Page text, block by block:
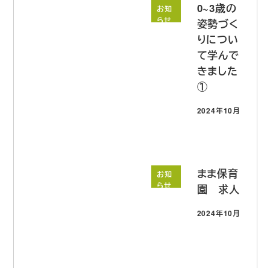
お知
らせ
0~3歳の
姿勢づく
りについ
て学んで
きました
①
投稿日
2024年10月3日
お知
らせ
まま保育
園 求人
投稿日
2024年10月1日